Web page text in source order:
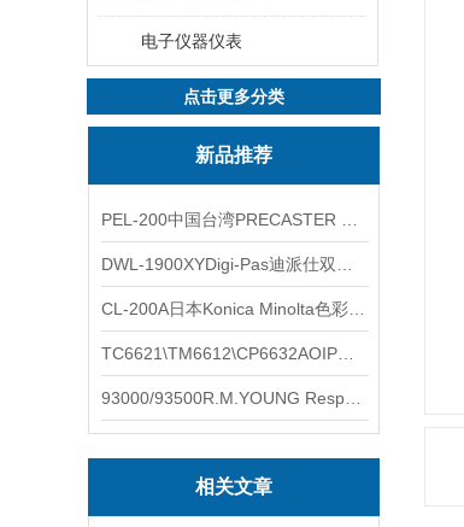
电子仪器仪表
点击更多分类
新品推荐
相关文章